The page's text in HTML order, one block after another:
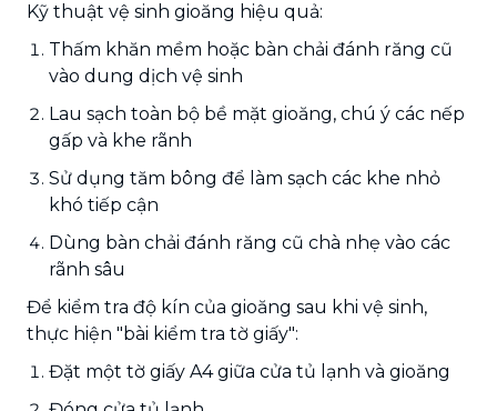
Kỹ thuật vệ sinh gioăng hiệu quả:
Thấm khăn mềm hoặc bàn chải đánh răng cũ
vào dung dịch vệ sinh
Lau sạch toàn bộ bề mặt gioăng, chú ý các nếp
gấp và khe rãnh
Sử dụng tăm bông để làm sạch các khe nhỏ
khó tiếp cận
Dùng bàn chải đánh răng cũ chà nhẹ vào các
rãnh sâu
Để kiểm tra độ kín của gioăng sau khi vệ sinh,
thực hiện "bài kiểm tra tờ giấy":
Đặt một tờ giấy A4 giữa cửa tủ lạnh và gioăng